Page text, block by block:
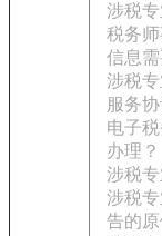
涉税
税务
信息
涉税
服务
电子
办理？
涉税
涉税
告的原